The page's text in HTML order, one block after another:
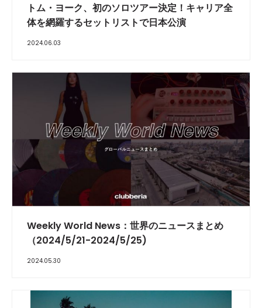
トム・ヨーク、初のソロツアー決定！キャリア全
体を網羅するセットリストで日本公演
2024.06.03
Weekly World News：世界のニュースまとめ
（2024/5/21-2024/5/25)
2024.05.30